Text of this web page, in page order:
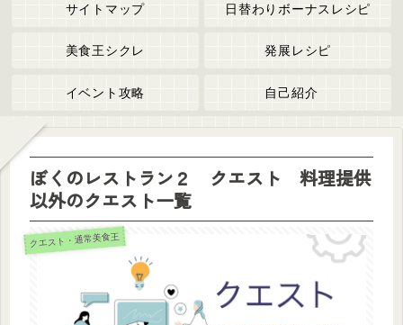
サイトマップ 日替わりボーナスレシピ
美食王シクレ 発展レシピ
イベント攻略 自己紹介
ぼくのレストラン２ クエスト 料理提供
以外のクエスト一覧
クエスト・通常美食王